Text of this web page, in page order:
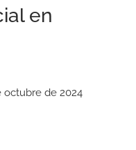
en
octubre de 2024